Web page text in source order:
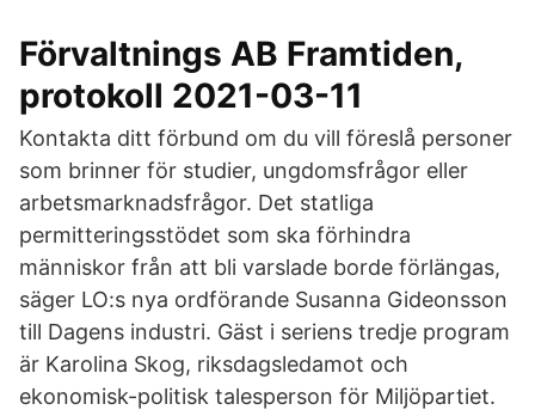
Förvaltnings AB Framtiden,
protokoll 2021-03-11
Kontakta ditt förbund om du vill föreslå personer
som brinner för studier, ungdomsfrågor eller
arbetsmarknadsfrågor. Det statliga
permitteringsstödet som ska förhindra
människor från att bli varslade borde förlängas,
säger LO:s nya ordförande Susanna Gideonsson
till Dagens industri. Gäst i seriens tredje program
är Karolina Skog, riksdagsledamot och
ekonomisk-politisk talesperson för Miljöpartiet.